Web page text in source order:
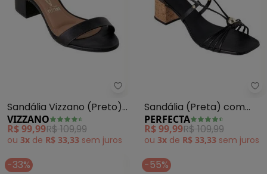
Vizzano - Sandália Vizzano
Sandália Vizzano (Preto)
em Sintético
VIZZANO
R$ 99,99R$ 109,99
ou 3x de R$ 33,33 sem juros
Sandália (Preta) com
Salto Quadrado
PERFECTA
R$ 99,99R$ 109,99
ou 3x de R$ 33,33 sem juros
-33% -55%